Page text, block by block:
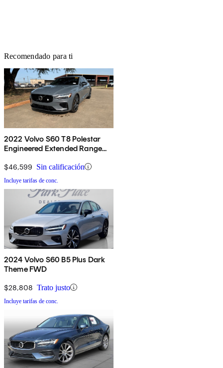
Recomendado para ti
2022 Volvo S60 T8 Polestar
Engineered Extended Range
$46,599 Sin calificación
Incluye tarifas de conc.
2024 Volvo S60 B5 Plus Dark
Theme FWD
$28,808 Trato justo
Incluye tarifas de conc.